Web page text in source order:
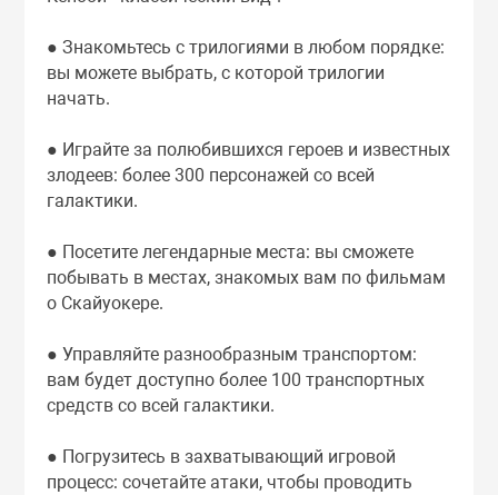
● Знакомьтесь с трилогиями в любом порядке:
вы можете выбрать, с которой трилогии
начать.
● Играйте за полюбившихся героев и известных
злодеев: более 300 персонажей со всей
галактики.
● Посетите легендарные места: вы сможете
побывать в местах, знакомых вам по фильмам
о Скайуокере.
● Управляйте разнообразным транспортом:
вам будет доступно более 100 транспортных
средств со всей галактики.
● Погрузитесь в захватывающий игровой
процесс: сочетайте атаки, чтобы проводить